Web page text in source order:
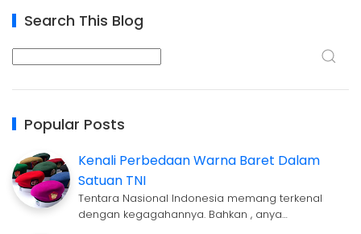
Search This Blog
Popular Posts
Kenali Perbedaan Warna Baret Dalam
Satuan TNI
Tentara Nasional Indonesia memang terkenal
dengan kegagahannya. Bahkan , anya…